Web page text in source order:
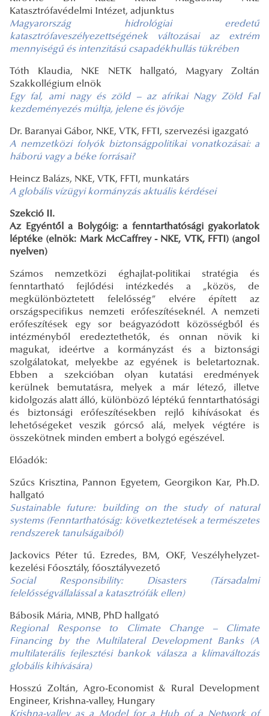
Katasztrófavédelmi Intézet, adjunktus
Magyarország hidrológiai eredetű
katasztrófaveszélyezettségének változásai az extrém
mennyiségű és intenzitású csapadékhullás tükrében
Tóth Klaudia, NKE NETK hallgató, Magyary Zoltán
Szakkollégium elnök
Egy fal, ami nagy és zöld – az afrikai Nagy Zöld Fal
kezdeményezés múltja, jelene és jövője
Dr. Baranyai Gábor, NKE, VTK, FFTI, szervezési igazgató
A nemzetközi folyók biztonságpolitikai vonatkozásai: a
háború vagy a béke forrásai?
Heincz Balázs, NKE, VTK, FFTI, munkatárs
A globális vízügyi kormányzás aktuális kérdései
Szekció II.
Az Egyéntől a Bolygóig: a fenntarthatósági gyakorlatok
léptéke (elnök: Mark McCaffrey - NKE, VTK, FFTI) (angol
nyelven)
Számos nemzetközi éghajlat-politikai stratégia és
fenntartható fejlődési intézkedés a „közös, de
megkülönböztetett felelősség” elvére épített az
országspecifikus nemzeti erőfeszítéseknél. A nemzeti
erőfeszítések egy sor beágyazódott közösségből és
intézményből eredeztethetők, és onnan növik ki
magukat, ideértve a kormányzást és a biztonsági
szolgálatokat, melyekbe az egyének is beletartoznak.
Ebben a szekcióban olyan kutatási eredmények
kerülnek bemutatásra, melyek a már létező, illetve
kidolgozás alatt álló, különböző léptékű fenntarthatósági
és biztonsági erőfeszítésekben rejlő kihívásokat és
lehetőségeket veszik górcső alá, melyek végtére is
összekötnek minden embert a bolygó egészével.
Előadók:
Szűcs Krisztina, Pannon Egyetem, Georgikon Kar, Ph.D.
hallgató
Sustainable future: building on the study of natural
systems (Fenntarthatóság: következtetések a természetes
rendszerek tanulságaiból)
Jackovics Péter tű. Ezredes, BM, OKF, Veszélyhelyzet-
kezelési Főosztály, főosztályvezető
Social Responsibility: Disasters (Társadalmi
felelősségvállalással a katasztrófák ellen)
Bábosik Mária, MNB, PhD hallgató
Regional Response to Climate Change – Climate
Financing by the Multilateral Development Banks (A
multilaterális fejlesztési bankok válasza a klímaváltozás
globális kihívására)
Hosszú Zoltán, Agro-Economist & Rural Development
Engineer, Krishna-valley, Hungary